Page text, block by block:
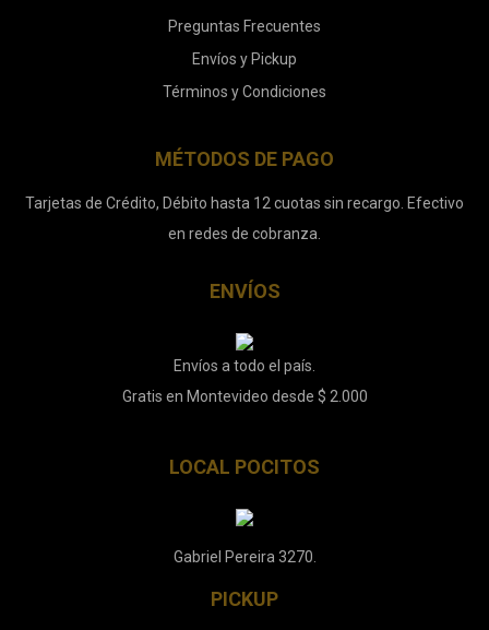
Preguntas Frecuentes
Envíos y Pickup
Términos y Condiciones
MÉTODOS DE PAGO
Tarjetas de Crédito, Débito hasta 12 cuotas sin recargo. Efectivo
en redes de cobranza.
ENVÍOS
Envíos a todo el país.
Gratis en Montevideo desde $ 2.000
LOCAL POCITOS
Gabriel Pereira 3270.
PICKUP